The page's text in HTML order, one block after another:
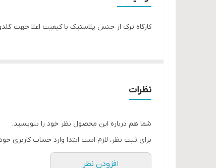
کارگاه ترک از جنس پلاستیک با کیفیت اعلا جهت
نظرات
شما هم درباره این محصول نظر خود را بنویسید.
برای ثبت نظر، لازم است ابتدا وارد حساب کاربری
افزودن نظر